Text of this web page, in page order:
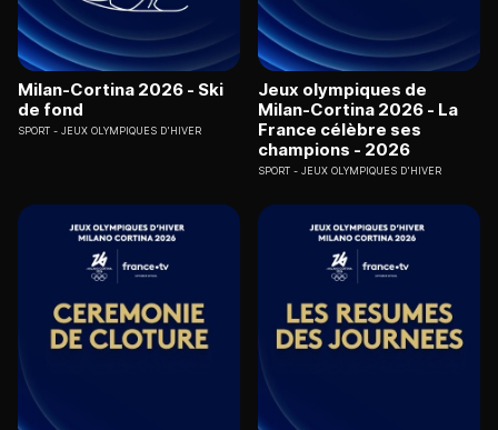
Milan-Cortina 2026 - Ski
de fond
SPORT JEUX OLYMPIQUES D'HIVER
Jeux olympiques de
Milan-Cortina 2026 - La
France célèbre ses
champions - 2026
SPORT JEUX OLYMPIQUES D'HIVER